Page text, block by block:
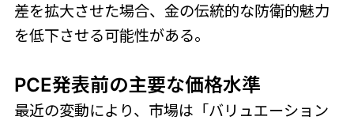
差を拡大させた場合、金の伝統的な防衛的魅力
を低下させる可能性がある。
PCE発表前の主要な価格水準
最近の変動により、市場は「バリュエーション